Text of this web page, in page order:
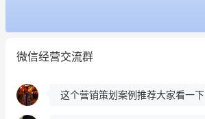
微信经营交流群
昨晚的直播课程太好啦❤️
冰墩墩货源充足需要的联系我
这个营销策划案例推荐大家看一下